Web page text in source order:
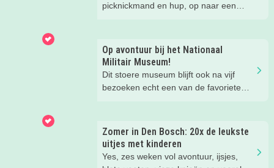
picknickmand en hup, op naar een
het hele gezin. In het water, op het
strand, in de speeltuin of in het gras!
Tijd om lekker aftekoelen in het
zwemwater.
Op avontuur bij het Nationaal
Militair Museum!
Dit stoere museum blijft ook na vijf
bezoeken echt een van de favoriete
ze zo leuk vinden aan het NMM. ‘De
mega coole vliegtuigen overal’, ‘de
stormbaan buiten’, ‘de Xplore’ en het
'zelf in een mini-jeep rijden’. Voor ons
Zomer in Den Bosch: 20x de leukste
uitjes met kinderen
Yes, zes weken vol avontuur, ijsjes,